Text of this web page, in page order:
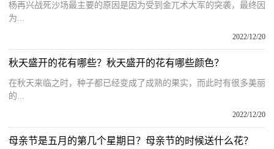
杨再兴战死沙场最主要的原因是因为受到金兀术大军的突袭，最终因
为...
2022/12/20
秋天盛开的花有哪些？秋天盛开的花有哪些颜色？
在秋天来临之时，种子都已经变成了成熟的果实，而此时有很多美丽
的...
2022/12/20
母亲节是五月的第几个星期日？母亲节的时候送什么花？